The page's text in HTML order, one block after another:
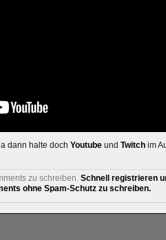
dann halte doch Youtube und Twitch im
zu schreiben. Schnell registrieren
ohne Spam-Schutz zu schreiben.